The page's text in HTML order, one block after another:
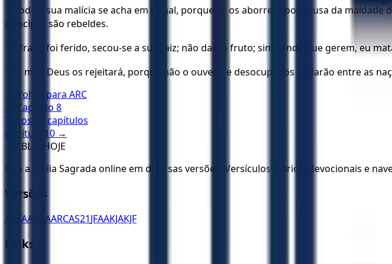
15
Toda a sua malícia se acha em Gilgal, porque ali os aborreci; por causa da
príncipes são rebeldes.
16 Efraim foi ferido, secou-se a sua raiz; não darão fruto; sim, ainda que gerem, eu
17
O meu Deus os rejeitará, porque não o ouvem; e desocupados andarão entre as
← Voltar para ARC
← Capítulo 8
Todos os capítulos
Capítulo
10 →
BÍBLIA HOJE
Leia a Bíblia Sagrada online em diversas versões. Versículos diários, devocionais e
Versões
ACFAA ARAARCAS21JFAAKJAKJF
Links